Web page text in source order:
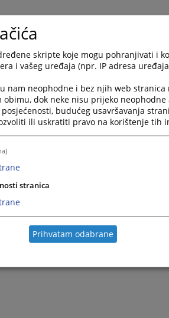
skripte koje mogu pohranjivati i
i vašeg uređaja (npr. IP adresa
nam neophodne i bez njih web stranica
dok neke nisu prijeko neophodne
budućeg usavršavanja
ili uskratiti pravo na korištenje tih
stranica
Prihvatam odabrane